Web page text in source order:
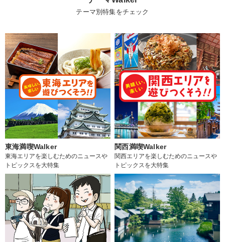
テーマ別特集をチェック
東海満喫Walker
東海エリアを楽しむためのニュースや
トピックスを大特集
関西満喫Walker
関西エリアを楽しむためのニュースや
トピックスを大特集